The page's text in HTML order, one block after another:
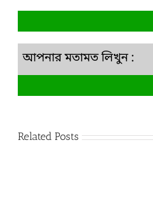
আপনার মতামত লিখুন :
Related Posts